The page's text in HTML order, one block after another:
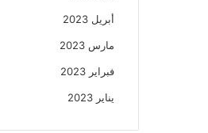
أبريل 2023
مارس 2023
فبراير 2023
يناير 2023